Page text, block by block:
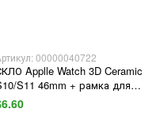
00000040722
Applle Watch 3D Ceramic
S11 46mm + рамка для